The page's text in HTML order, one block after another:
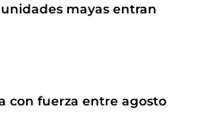
mayas entran
con fuerza entre agosto